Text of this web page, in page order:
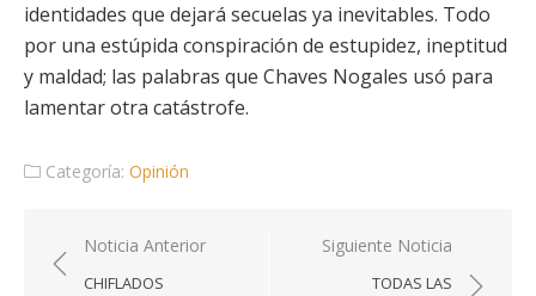
identidades que dejará secuelas ya inevitables. Todo
por una estúpida conspiración de estupidez, ineptitud
y maldad; las palabras que Chaves Nogales usó para
lamentar otra catástrofe.
Categoría: Opinión
Navegación
de
Noticia Anterior
CHIFLADOS
Siguiente Noticia
TODAS LAS